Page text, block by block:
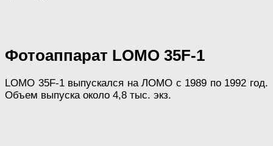
Фотоаппарат LOMO 35F-1
LOMO 35F-1 выпускался на ЛОМО с 1989 по 1992 год.
Объем выпуска около 4,8 тыс. экз.